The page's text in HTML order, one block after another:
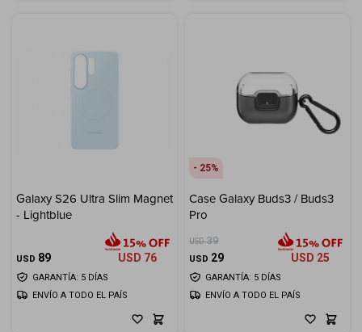
Galaxy S26 Ultra Slim Magnet
- Lightblue
USD 89 USD 76
GARANTÍA: 5 DÍAS
ENVÍO A TODO EL PAÍS
25
Case Galaxy Buds3 / Buds3
Pro
USD 39
USD 29 USD 25
GARANTÍA: 5 DÍAS
ENVÍO A TODO EL PAÍS